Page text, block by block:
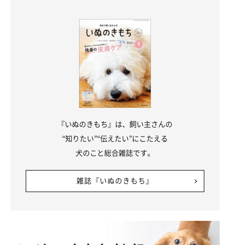
きたのが早朝だったのにもかかわらず、さくちゃんは帰宅をずっ
と待っている様子だったのだとか。
「大好きな長男と半年ぶりにやっと会えて、喜びはしゃいでいる
さくちゃんの姿が本当に可愛かったですね」
『いぬのきもち』は、飼い主さんの
“知りたい”“伝えたい”にこたえる
犬のこと総合雑誌です。
雑誌『いぬのきもち』